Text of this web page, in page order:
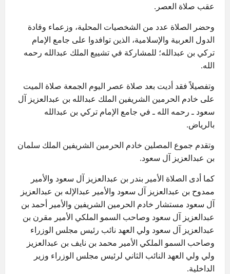
عقب صلاة العصر.
وحضر الصلاة عدد من الشخصيات المحلية، وزعماء وقادة
الدول العربية والإسلامية، الذين توافدوا على جامع الإمام
تركي بن عبدالله؛ للمشاركة في تشييع الملك عبدالله رحمه
الله.
وتفصيلاً فقد أديت بعد صلاة عصر اليوم الجمعة صلاة الميت
على خادم الحرمين الشريفين الملك عبدالله بن عبدالعزيز آل
سعود ـ رحمه الله ـ في جامع الإمام تركي بن عبدالله
بالرياض‌.
وتقدم جموع المصلين خادم الحرمين الشريفين الملك سلمان
بن عبدالعزيز آل سعود.
كما أدى الصلاة الأمير بندر بن عبدالعزيز آل سعود والأمير
ممدوح بن عبدالعزيز آل سعود والأمير عبدالإله بن عبدالعزيز
آل سعود مستشار خادم الحرمين الشريفين والأمير أحمد بن
عبدالعزيز آل سعود وصاحب السمو الملكي الأمير مقرن بن
عبدالعزيز آل سعود ولي العهد نائب رئيس مجلس الوزراء
وصاحب السمو الملكي الأمير محمد بن نايف بن عبدالعزيز
ولي ولي العهد النائب الثاني لرئيس مجلس الوزراء وزير
الداخلية.